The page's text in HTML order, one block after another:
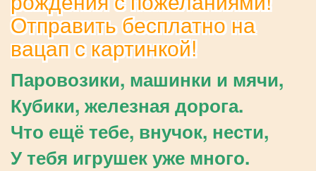
Отправить бесплатно на
вацап с картинкой!
Паровозики, машинки и мячи,
Кубики, железная дорога.
Что ещё тебе, внучок, нести,
У тебя игрушек уже много.